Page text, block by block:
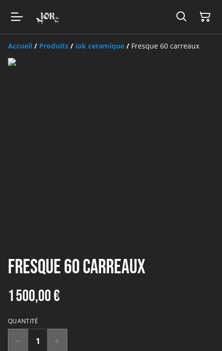
Accueil / Produits / iok ceramique / Fresque 60 carreaux
Fresque 60 carreaux
1 500,00 €
QUANTITÉ